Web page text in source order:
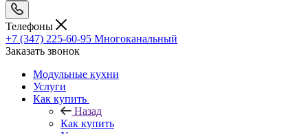
Телефоны
+7 (347) 225-60-95 Многоканальный
Заказать звонок
Модульные кухни
Услуги
Как купить
Назад
Как купить